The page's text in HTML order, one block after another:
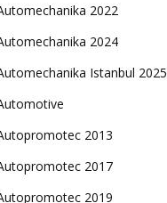
2022
2024
Istanbul 2025
2013
2017
2019